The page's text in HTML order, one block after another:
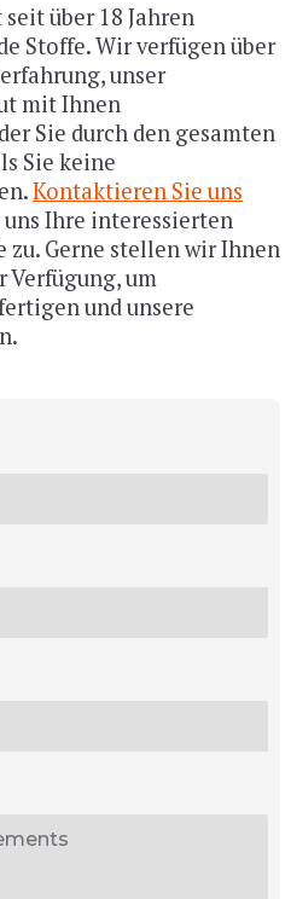
über 18 Jahren
Stoffe. Wir verfügen über
unser
mit Ihnen
Sie durch den gesamten
Sie keine
Kontaktieren Sie uns
uns Ihre interessierten
Gerne stellen wir Ihnen
Verfügung, um
und unsere